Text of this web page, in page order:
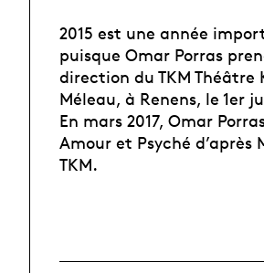
2015 est une année
puisque Omar Porras
direction du TKM Théâtre
Méleau, à Renens, le 1er
En mars 2017, Omar
Amour et Psyché d’après
TKM.